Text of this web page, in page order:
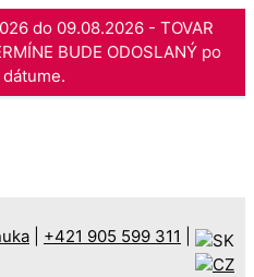
do 09.08.2026 - TOVAR
BUDE ODOSLANÝ po
+421 905 599 311